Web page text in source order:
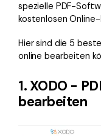
spezielle PDF-
kostenlosen
Hier sind die 5
online bearbeiten
1. XODO -
bearbeiten